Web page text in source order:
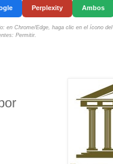
Perplexity Ambos
en Chrome/Edge, haga clic en el ícono del
Permitir.